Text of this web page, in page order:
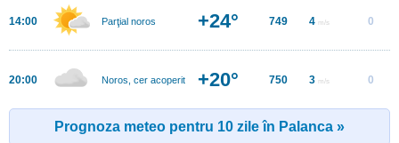
14:00 Parţial noros +24° 749 4 m/s 0
20:00 Noros, cer acoperit +20° 750 3 m/s 0
Prognoza meteo pentru 10 zile în Palanca »